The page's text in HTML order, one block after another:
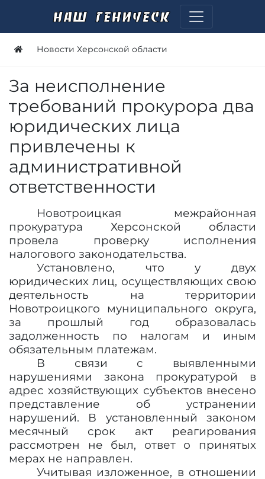
Новости Херсонской области
За неисполнение
требований прокурора два
юридических лица
привлечены к
административной
ответственности
Новотроицкая межрайонная
прокуратура Херсонской области
провела проверку исполнения
налогового законодательства.
Установлено, что у двух
юридических лиц, осуществляющих свою
деятельность на территории
Новотроицкого муниципального округа,
за прошлый год образовалась
задолженность по налогам и иным
обязательным платежам.
В связи с выявленными
нарушениями закона прокуратурой в
адрес хозяйствующих субъектов внесено
представление об устранении
нарушений. В установленный законом
месячный срок акт реагирования
рассмотрен не был, ответ о принятых
мерах не направлен.
Учитывая изложенное, в отношении